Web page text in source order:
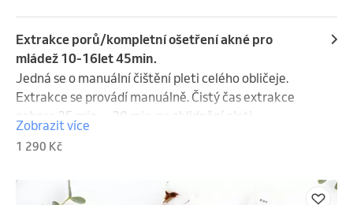
Extrakce porů/kompletní ošetření akné pro
mládež 10-16let 45min.
Jedná se o manuální čištění pleti celého obličeje.
Extrakce se provádí manuálně. Čistý čas extrakce
zabere 25 min. + 20 min. na zklidnění pleti.
Upozornění: čištění se provádí ručně za pomoci
tzv."očka" a je bolestivé. Je vhodné zvážit, zda dítě
Zobrazit více
1 290 Kč